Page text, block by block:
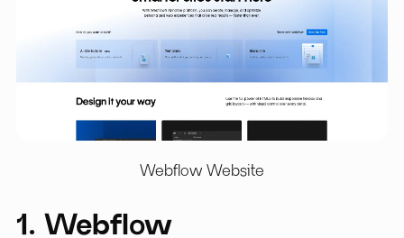
Webflow Website
1. Webflow